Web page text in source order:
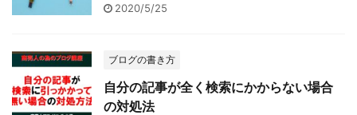
2020/5/25
ブログの書き方
自分の記事が全く検索にかからない場合
の対処法